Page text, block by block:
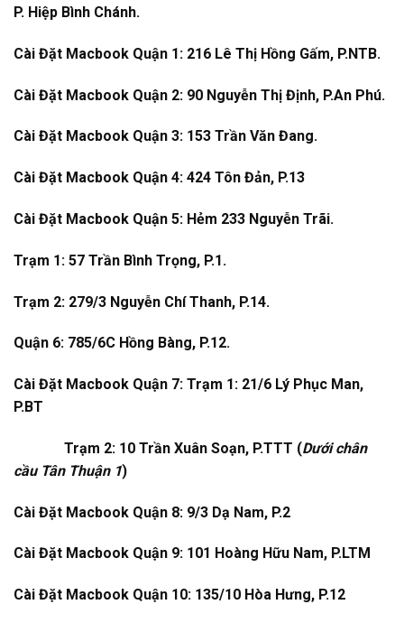
P. Hiệp Bình Chánh.
Cài Đặt Macbook Quận 1: 216 Lê Thị Hồng Gấm, P.NTB.
Cài Đặt Macbook Quận 2: 90 Nguyễn Thị Định, P.An Phú.
Cài Đặt Macbook Quận 3: 153 Trần Văn Đang.
Cài Đặt Macbook Quận 4: 424 Tôn Đản, P.13
Cài Đặt Macbook Quận 5: Hẻm 233 Nguyễn Trãi.
Trạm 1: 57 Trần Bình Trọng, P.1.
Trạm 2: 279/3 Nguyễn Chí Thanh, P.14.
Quận 6: 785/6C Hồng Bàng, P.12.
Cài Đặt Macbook Quận 7: Trạm 1: 21/6 Lý Phục Man,
P.BT
Trạm 2: 10 Trần Xuân Soạn, P.TTT (Dưới chân
cầu Tân Thuận 1)
Cài Đặt Macbook Quận 8: 9/3 Dạ Nam, P.2
Cài Đặt Macbook Quận 9: 101 Hoàng Hữu Nam, P.LTM
Cài Đặt Macbook Quận 10: 135/10 Hòa Hưng, P.12